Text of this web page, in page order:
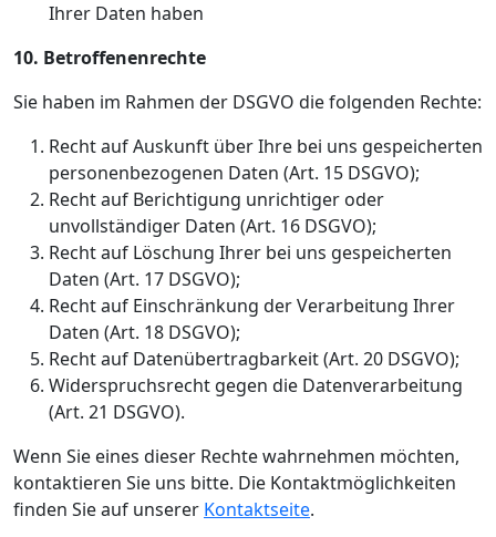
Ihrer Daten haben
10. Betroffenenrechte
Sie haben im Rahmen der DSGVO die folgenden Rechte:
Recht auf Auskunft über Ihre bei uns gespeicherten
personenbezogenen Daten (Art. 15 DSGVO);
Recht auf Berichtigung unrichtiger oder
unvollständiger Daten (Art. 16 DSGVO);
Recht auf Löschung Ihrer bei uns gespeicherten
Daten (Art. 17 DSGVO);
Recht auf Einschränkung der Verarbeitung Ihrer
Daten (Art. 18 DSGVO);
Recht auf Datenübertragbarkeit (Art. 20 DSGVO);
Widerspruchsrecht gegen die Datenverarbeitung
(Art. 21 DSGVO).
Wenn Sie eines dieser Rechte wahrnehmen möchten,
kontaktieren Sie uns bitte. Die Kontaktmöglichkeiten
finden Sie auf unserer Kontaktseite.